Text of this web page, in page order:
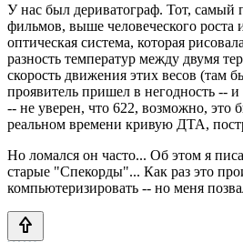
У нас был дериватограф. Тот, самый
фильмов, выше человеческого
оптическая система, которая
разность температур между двумя
скорость движения этих весов (там
проявитель пришел в негодность --
-- не уверен, что 622, возможно, это
реальном времени кривую ДТА,
Но ломался он часто... Об этом я
старые "Спекорды"... Как раз это
компьютеризировать -- но меня